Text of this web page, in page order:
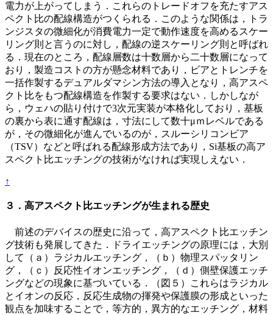
電力が上がってしまう．これらのトレードオフを充たすアス
ペクト比の配線構造がつくられる．このような関係は，トラ
ンジスタの微細化が消費電力一定で動作速度を高めるスケー
リング則と言うのに対し，配線の逆スケーリング則と呼ばれ
る．現在のところ，配線層数は十数層から二十数層になって
おり，製造コストの方が懸念材料であり，ビアとトレンチを
一括作製するデュアルダマシン方法の導入となり，高アスペ
クト比をもつ配線構造を作製する要求はない．しかしなが
ら，ウェハの貼り付けで3次元実装が本格化しており，基板
の裏から表に通す配線は，寸法にして数十μｍレベルである
が，その微細化が進んでいるのが，スルーシリコンビア
（TSV）などと呼ばれる配線形成方法であり，Si基板の高ア
スペクト比エッチングの技術がなければ実現しえない．
↑
３．高アスペクト比エッチングが生まれる歴史
前述のデバイスの歴史に沿って，高アスペクト比エッチン
グ技術も発展してきた．ドライエッチングの原理には，大別
して（ａ）ラジカルエッチング，（ｂ）物理スパッタリン
グ，（ｃ）反応性イオンエッチング，（ｄ）側壁保護エッチ
ングなどの現象に基づいている．（図５）これらはラジカル
とイオンの反応，反応生成物の揮発や保護膜の形成といった
観点を加味することで，等方的，異方的なエッチング，材料